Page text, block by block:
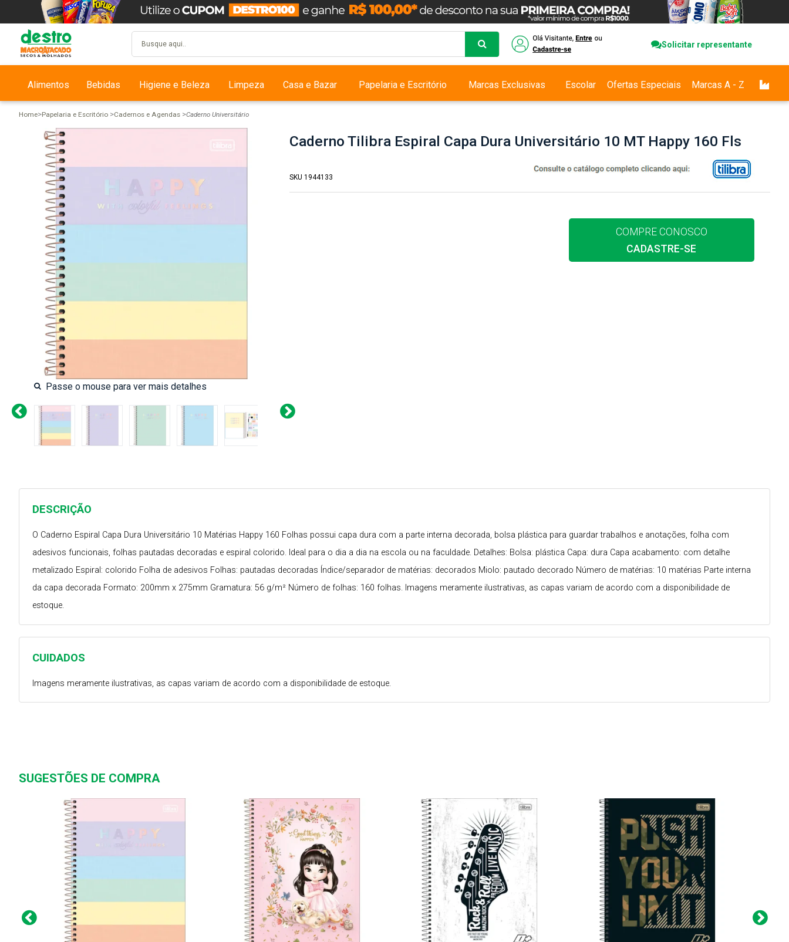
Solicitar representante
Alimentos Bebidas Higiene e Beleza Limpeza Casa e Bazar Papelaria e Escritório Marcas Exclusivas Escolar Ofertas Especiais Marcas A - Z
Home Papelaria e Escritório Cadernos e Agendas Caderno Universitário
Caderno Tilibra Espiral Capa Dura Universitário 10 MT Happy 160 Fls
SKU 1944133
COMPRE CONOSCO
CADASTRE-SE
CUIDADOS
Imagens meramente ilustrativas, as capas variam de acordo com a disponibilidade de estoque.
DESCRIÇÃO
O Caderno Espiral Capa Dura Universitário 10 Matérias Happy 160 Folhas possui capa dura com a parte interna decorada, bolsa plástica para guardar trabalhos e anotações, folha com
adesivos funcionais, folhas pautadas decoradas e espiral colorido. Ideal para o dia a dia na escola ou na faculdade. Detalhes: Bolsa: plástica Capa: dura Capa acabamento: com detalhe
metalizado Espiral: colorido Folha de adesivos Folhas: pautadas decoradas Índice/separador de matérias: decorados Miolo: pautado decorado Número de matérias: 10 matérias Parte interna
da capa decorada Formato: 200mm x 275mm Gramatura: 56 g/m² Número de folhas: 160 folhas. Imagens meramente ilustrativas, as capas variam de acordo com a disponibilidade de
estoque.
SUGESTÕES DE COMPRA